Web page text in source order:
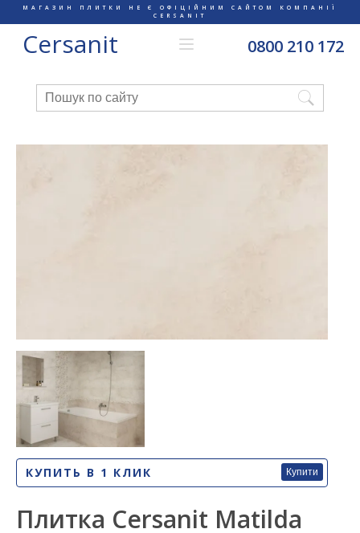
МАГАЗИН ПЛИТКИ НЕ Є ОФІЦІЙНИМ САЙТОМ КОМПАНІЇ
CERSANIT
Cersanit 0800 210 172
КУПИТЬ В 1 КЛИК Купити
Плитка Cersanit Matilda